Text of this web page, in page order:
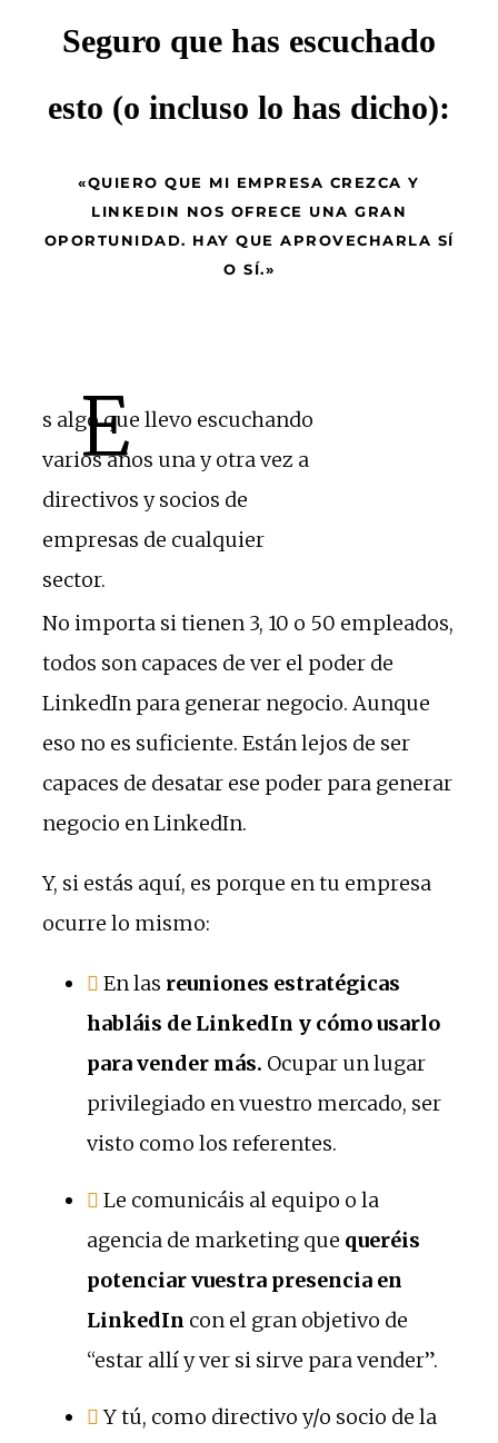
Seguro que has escuchado
esto (o incluso lo has dicho):
«QUIERO QUE MI EMPRESA CREZCA Y
LINKEDIN NOS OFRECE UNA GRAN
OPORTUNIDAD. HAY QUE APROVECHARLA SÍ
O SÍ.»
E
s algo que llevo escuchando
varios años una y otra vez a
directivos y socios de
empresas de cualquier
sector.
No importa si tienen 3, 10 o 50 empleados,
todos son capaces de ver el poder de
LinkedIn para generar negocio. Aunque
eso no es suficiente. Están lejos de ser
capaces de desatar ese poder para generar
negocio en LinkedIn.
Y, si estás aquí, es porque en tu empresa
ocurre lo mismo:
En las reuniones estratégicas
habláis de LinkedIn y cómo usarlo
para vender más. Ocupar un lugar
privilegiado en vuestro mercado, ser
visto como los referentes.
Le comunicáis al equipo o la
agencia de marketing que queréis
potenciar vuestra presencia en
LinkedIn con el gran objetivo de
“estar allí y ver si sirve para vender”.
Y tú, como directivo y/o socio de la